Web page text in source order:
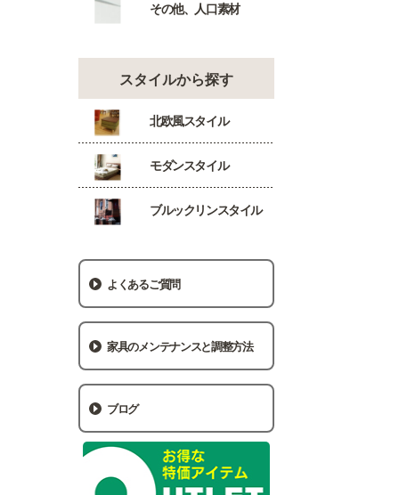
その他、人口素材
スタイルから探す
北欧風スタイル
モダンスタイル
ブルックリンスタイル
よくあるご質問
家具のメンテナンスと調整方法
ブログ